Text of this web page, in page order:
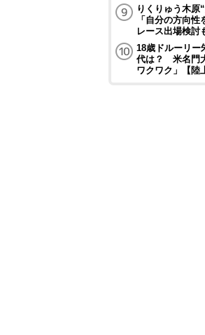
りくりゅう木原
「自分の方向
レース出場検討
18歳ドルーリー
代は？ 米名門
ワクワク」【陸